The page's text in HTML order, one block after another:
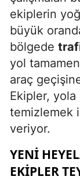
ekiplerin
büyük
bölgede
yol
araç
Ekipler, yola
temizlemek
veriyor.
YENI
EKIPLER